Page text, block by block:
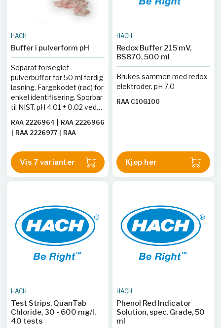
HACH
Buffer i pulverform pH
Separat forseglet
pulverbuffer for 50 ml ferdig
løsning. Fargekodet (rød) for
enkel identifisering. Sporbar
til NIST. pH 4.01 ± 0.02 ved
RAA 2226964
RAA 2226966
RAA 2226977
RAA
2227064|RAA 2227066|
RAA 2227095 |RAA 2227164
RAA 2227166
Vis 7 varianter
HACH
Redox Buffer 215 mV,
BS870, 500 ml
Brukes sammen med redox
elektroder. pH 7.0
RAA C10G100
Kjøp her
HACH
Test Strips, QuanTab
Chloride, 30 - 600 mg/l,
40 tests
HACH
Phenol Red Indicator
Solution, spec. Grade, 50
ml